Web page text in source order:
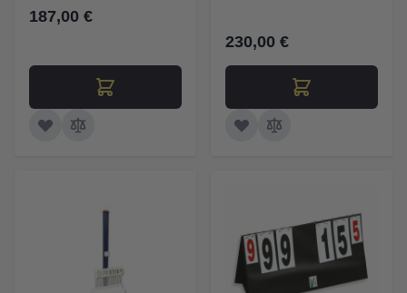
187,00 €
230,00 €